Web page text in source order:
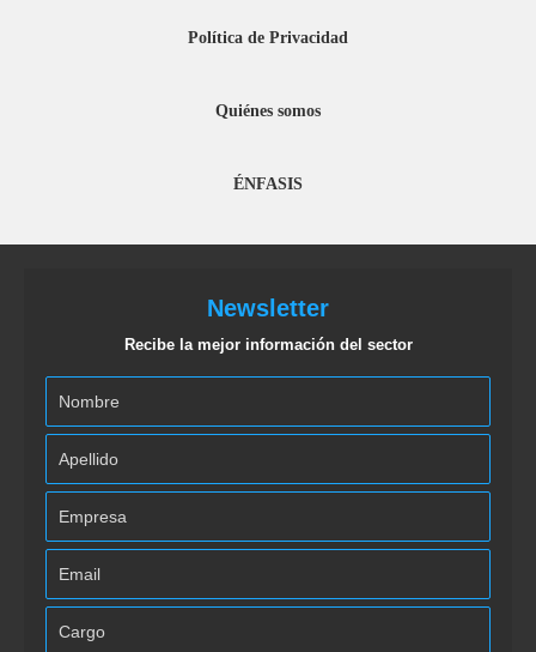
Política de Privacidad
Quiénes somos
ÉNFASIS
Newsletter
Recibe la mejor información del sector